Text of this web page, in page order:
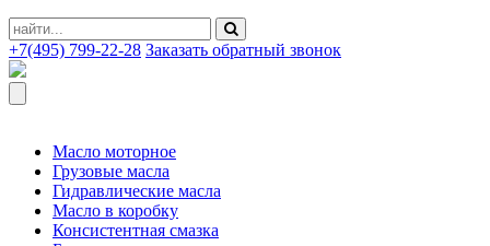
+7(495) 799-22-28 Заказать обратный звонок
Масло моторное
Грузовые масла
Гидравлические масла
Масло в коробку
Консистентная смазка